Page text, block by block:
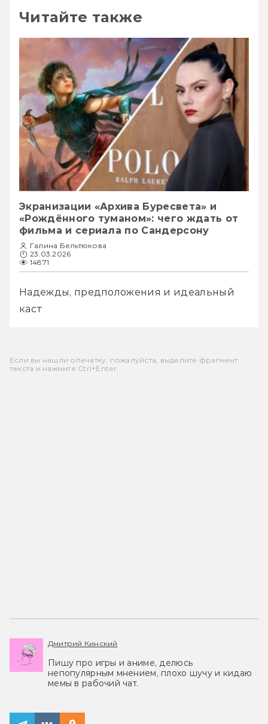
Читайте также
Экранизации «Архива Буресвета» и
«Рождённого туманом»: чего ждать от
фильма и сериала по Сандерсону
Галина Бельтюкова
23.03.2026
14871
Надежды, предположения и идеальный
каст
Если вы нашли опечатку, пожалуйста, выделите фрагмент
текста и нажмите Ctrl+Enter.
Дмитрий Кинский
Пишу про игры и аниме, делюсь
непопулярным мнением, плохо шучу и кидаю
мемы в рабочий чат.